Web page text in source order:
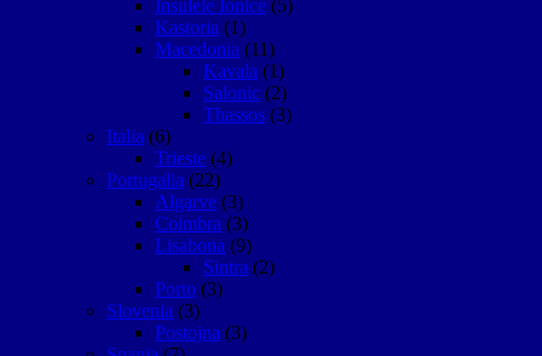
Insulele Ionice (5)
Kastoria (1)
Macedonia (11)
Kavala (1)
Salonic (2)
Thassos (3)
Italia (6)
Trieste (4)
Portugalia (22)
Algarve (3)
Coimbra (3)
Lisabona (9)
Sintra (2)
Porto (3)
Slovenia (3)
Postojna (3)